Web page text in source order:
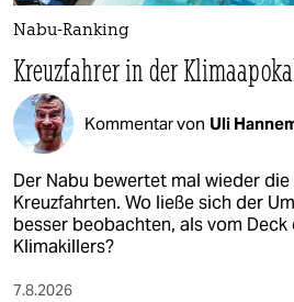
Nabu-Ranking
Kreuzfahrer in der
Kommentar von Uli
Der Nabu bewertet mal wieder
Kreuzfahrten. Wo ließe sich der
besser beobachten, als vom
Klimakillers?
7.8.2026